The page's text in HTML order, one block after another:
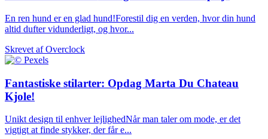
En ren hund er en glad hund!Forestil dig en verden, hvor din hund
altid dufter vidunderligt, og hvor...
Skrevet afOverclock
Fantastiske stilarter: Opdag Marta Du Chateau
Kjole!
Unikt design til enhver lejlighedNår man taler om mode, er det
vigtigt at finde stykker, der får e...